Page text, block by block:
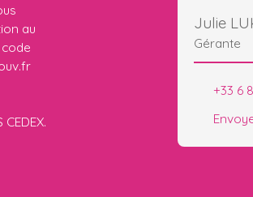
au
Julie
Gérante
+33 6